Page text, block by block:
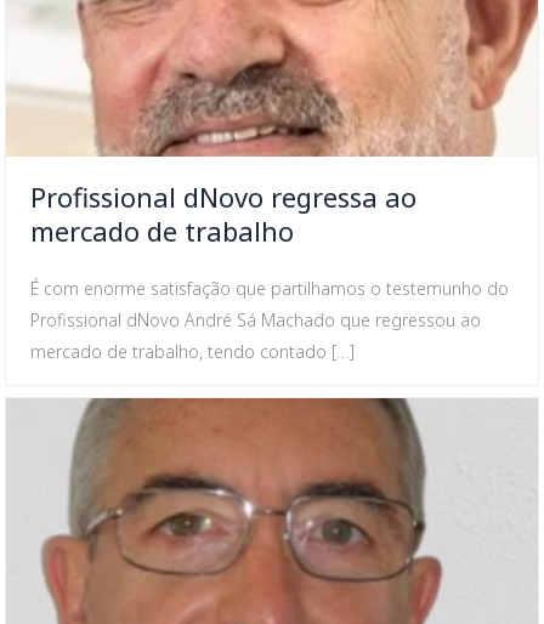
Profissional dNovo regressa ao
mercado de trabalho
É com enorme satisfação que partilhamos o testemunho do
Profissional dNovo André Sá Machado que regressou ao
mercado de trabalho, tendo contado […]